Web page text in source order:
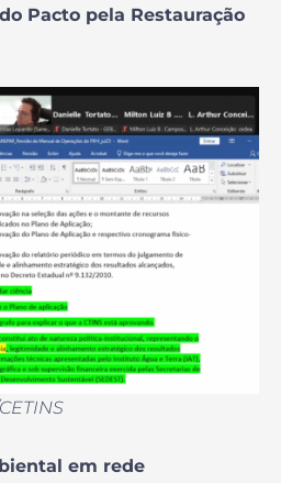
Pacto pela Restauração
em rede